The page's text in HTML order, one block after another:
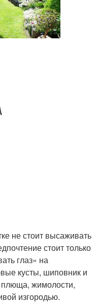
не стоит высаживать
стоит только
глаз» на
кусты, шиповник и
жимолости,
изгородью.